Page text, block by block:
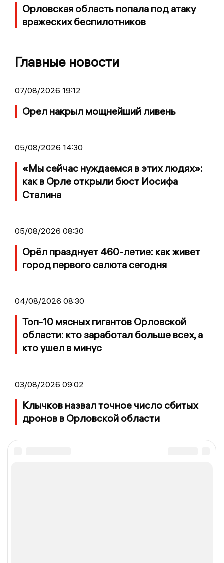
Орловская область попала под атаку
вражеских беспилотников
Главные новости
07/08/2026 19:12
Орел накрыл мощнейший ливень
05/08/2026 14:30
«Мы сейчас нуждаемся в этих людях»:
как в Орле открыли бюст Иосифа
Сталина
05/08/2026 08:30
Орёл празднует 460-летие: как живет
город первого салюта сегодня
04/08/2026 08:30
Топ-10 мясных гигантов Орловской
области: кто заработал больше всех, а
кто ушел в минус
03/08/2026 09:02
Клычков назвал точное число сбитых
дронов в Орловской области